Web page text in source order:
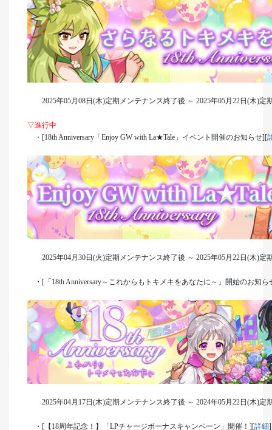
2025年05月08日(木)定期メンテナンス終了後 ～ 2025年05月22日(木)定
▽進行中
・[18th Anniversary「Enjoy GW with La★Tale」イベント開催のお知らせ][
2025年04月30日(火)定期メンテナンス終了後 ～ 2025年05月22日(木)定
・[「18th Anniversary～これからもトキメキをあなたに～」開始のお知ら
2025年04月17日(木)定期メンテナンス終了後 ～ 2024年05月22日(木)定
・[【18周年記念！】「LPチャージボーナスキャンペーン」開催！][詳細]